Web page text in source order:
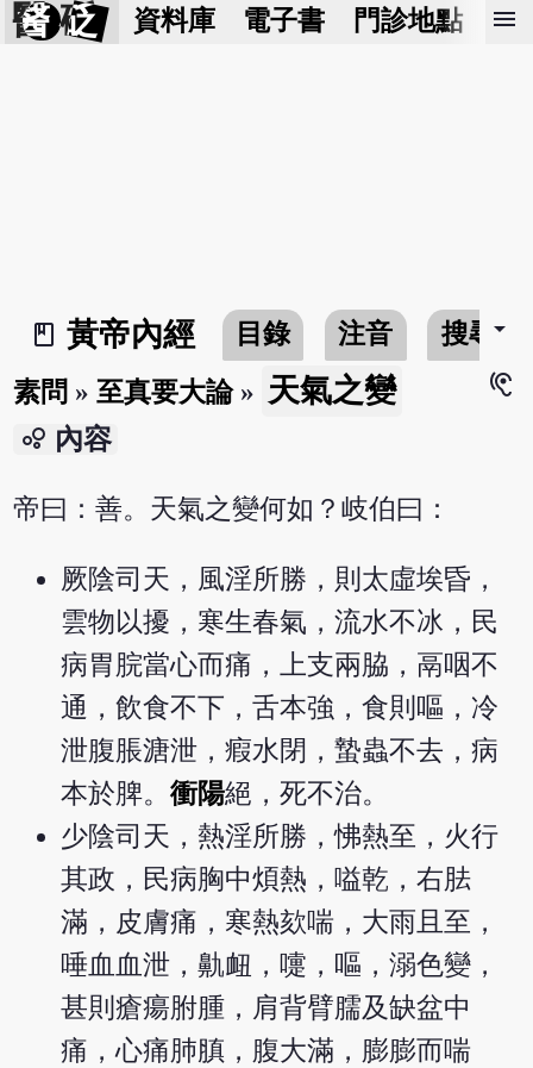
醫 砭 資料庫 電子書 門診地點 預
menu
book_2
黃帝內經 目錄 注音 搜尋arrow_drop_down
素問 »至真要大論» 天氣之變
hearing
bubble_chart 內容
帝曰：善。天氣之變何如？岐伯曰：
厥陰司天，風淫所勝，則太虛埃昏，
雲物以擾，寒生春氣，流水不冰，民
病胃脘當心而痛，上支兩脇，鬲咽不
通，飲食不下，舌本強，食則嘔，冷
泄腹脹溏泄，瘕水閉，蟄蟲不去，病
本於脾。衝陽絕，死不治。
少陰司天，熱淫所勝，怫熱至，火行
其政，民病胸中煩熱，嗌乾，右胠
滿，皮膚痛，寒熱欬喘，大雨且至，
唾血血泄，鼽衄，嚏，嘔，溺色變，
甚則瘡瘍胕腫，肩背臂臑及缺盆中
痛，心痛肺䐜，腹大滿，膨膨而喘